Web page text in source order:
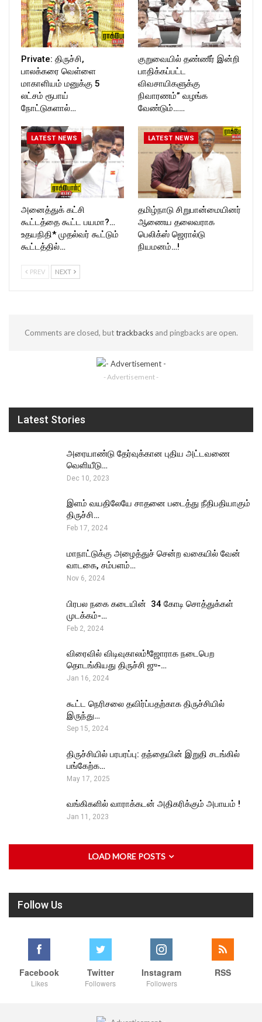
Private: திருச்சி,
பாலக்கரை வெள்ளை
மாகாளியம் மனுக்கு 5
லட்சம் ரூபாய்
நோட்டுகளால்…
குறுவையில் தண்ணீர் இன்றி
பாதிக்கப்பட்ட
விவசாயிகளுக்கு
நிவாரணம்” வழங்க
வேண்டும்……
LATEST NEWS
அனைத்துக் கட்சி
கூட்டத்தை கூட்ட பயமா?…
உதயநிதி* முதல்வர் கூட்டும்
கூட்டத்தில்…
LATEST NEWS
தமிழ்நாடு சிறுபான்மையினர்
ஆணைய தலைவராக
பெலிக்ஸ் ஜெரால்டு
நியமனம்…!
PREV NEXT
Comments are closed, buttrackbacksand pingbacks are open.
- Advertisement -
Latest Stories
அரையாண்டு தேர்வுக்கான புதிய அட்டவணை
வெளியீடு…
Dec 10, 2023
இளம் வயதிலேயே சாதனை படைத்து நீதிபதியாகும்
திருச்சி…
Feb 17, 2024
மாநாட்டுக்கு அழைத்துச் சென்ற வகையில் வேன்
வாடகை, சம்பளம்…
Nov 6, 2024
பிரபல நகை கடையின் ₹ 34 கோடி சொத்துக்கள்
முடக்கம்-…
Feb 2, 2024
விரைவில் விடிவுகாலம்!ஜோராக நடைபெற
தொடங்கியது திருச்சி ஜு-…
Jan 16, 2024
கூட்ட நெரிசலை தவிர்ப்பதற்காக திருச்சியில்
இருந்து…
Sep 15, 2024
திருச்சியில் பரபரப்பு: தந்தையின் இறுதி சடங்கில்
பங்கேற்க…
May 17, 2025
வங்கிகளில் வாராக்கடன் அதிகரிக்கும் அபாயம் !
Jan 11, 2023
LOAD MORE POSTS
Follow Us
Facebook
Likes
Twitter
Followers
Instagram
Followers
RSS